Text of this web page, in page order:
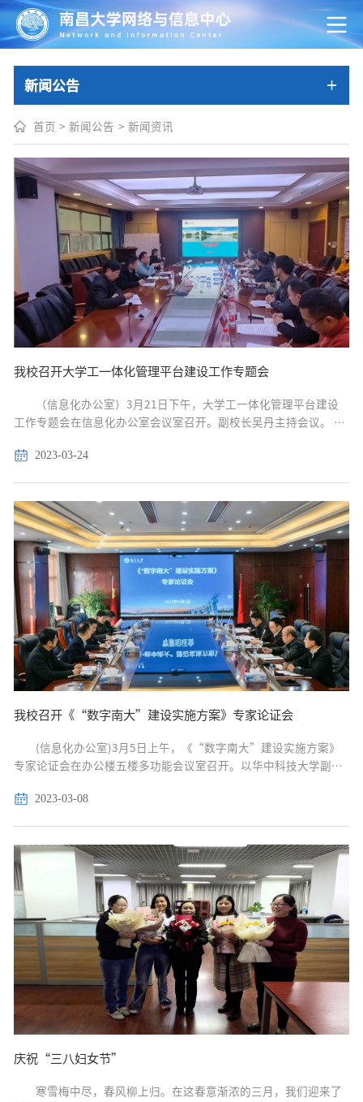
新闻公告
首页 > 新闻公告 > 新闻资讯
我校召开大学工一体化管理平台建设工作专题会
（信息化办公室）3月21日下午，大学工一体化管理平台建设
工作专题会在信息化办公室会议室召开。副校长吴丹主持会议。 会
式”线上服务平台的具体要求。信息化办公室围绕《...
2023-03-24
我校召开《“数字南大”建设实施方案》专家论证会
(信息化办公室)3月5日上午，《“数字南大”建设实施方案》
专家论证会在办公楼五楼多功能会议室召开。以华中科技大学副校
种连荣、北京邮电大学网络教育学院院长张闯、...
2023-03-08
庆祝“三八妇女节”
寒雪梅中尽，春风柳上归。在这春意渐浓的三月，我们迎来了